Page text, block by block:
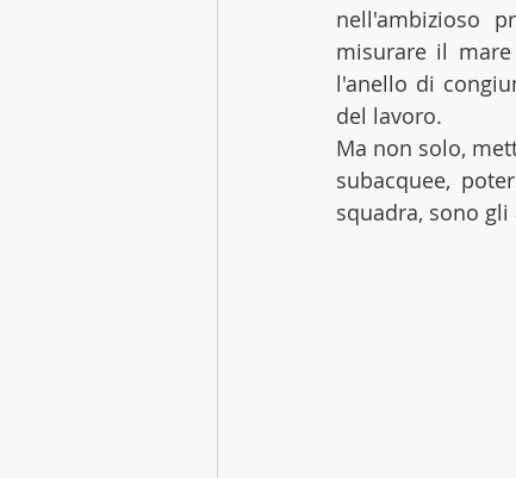
nell'ambizioso
misurare il
l'anello di
del lavoro.
Ma non solo,
subacquee,
squadra, sono